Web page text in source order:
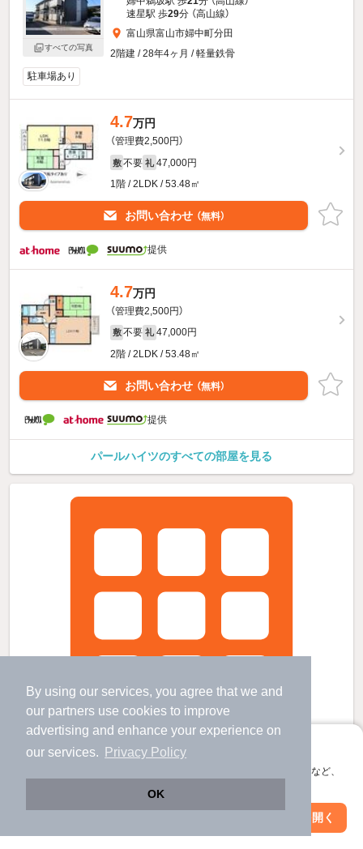
By using our services, you agree that we and
our partners use cookies to improve
advertising and enhance your experience on
our services.
Privacy Policy
OK
アプリに切り替えて、サクサクお部屋探し
会員登録なしですぐ使える。マップ検索やお気に入り保存など、
アプリを開く
すべての写真
速星駅 歩29分 （高山線）
富山県富山市婦中町分田
2階建 / 28年4ヶ月 / 軽量鉄骨
駐車場あり
4.7万円
（管理費2,500円）
敷 不要 礼 47,000円
1階 / 2LDK / 53.48㎡
お問い合わせ （無料）
提供
4.7万円
（管理費2,500円）
敷 不要 礼 47,000円
2階 / 2LDK / 53.48㎡
お問い合わせ （無料）
提供
パールハイツのすべての部屋を見る
絞り込み条件を変更